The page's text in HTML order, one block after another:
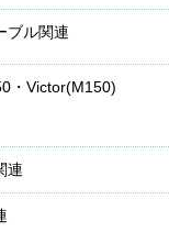
ブル関連
・Victor(M150)
連